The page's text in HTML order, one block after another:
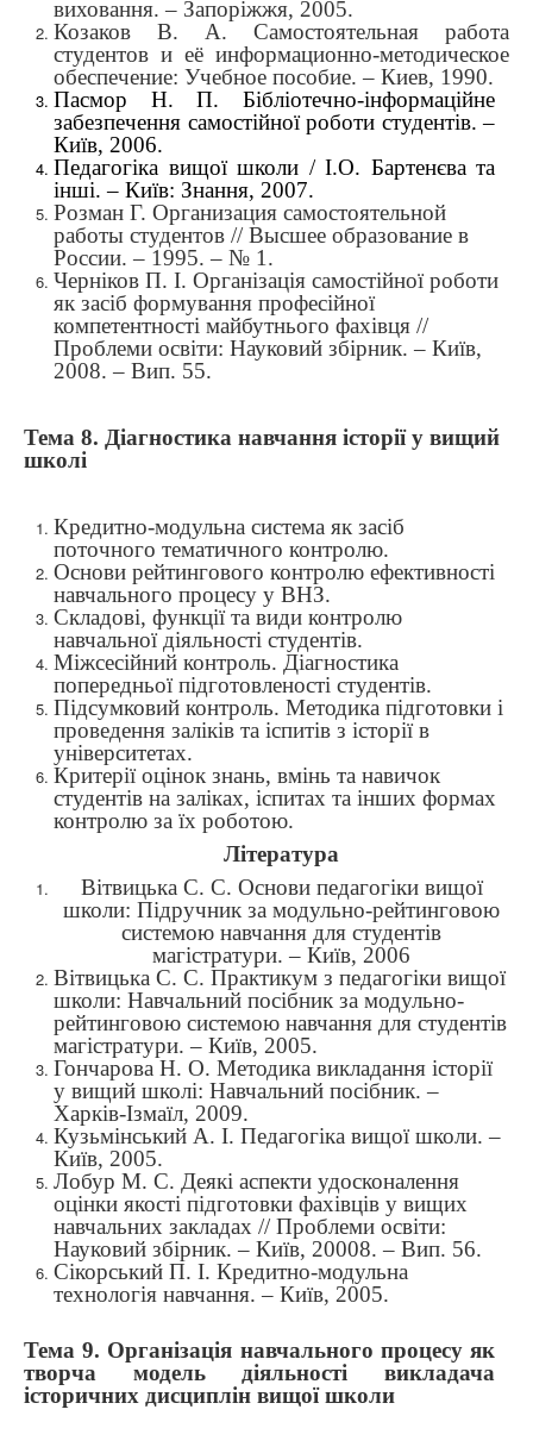
виховання. – Запоріжжя, 2005.
Козаков В. А. Самостоятельная работа
студентов и её информационно-методическое
обеспечение: Учебное пособие. – Киев, 1990.
Пасмор Н. П. Бібліотечно-інформаційне
забезпечення самостійної роботи студентів. –
Київ, 2006.
Педагогіка вищої школи / І.О. Бартенєва та
інші. – Київ: Знання, 2007.
Розман Г. Организация самостоятельной
работы студентов // Высшее образование в
России. – 1995. – № 1.
Черніков П. І. Організація самостійної роботи
як засіб формування професійної
компетентності майбутнього фахівця //
Проблеми освіти: Науковий збірник. – Київ,
2008. – Вип. 55.
Тема 8. Діагностика навчання історії у вищий
школі
Кредитно-модульна система як засіб
поточного тематичного контролю.
Основи рейтингового контролю ефективності
навчального процесу у ВНЗ.
Складові, функції та види контролю
навчальної діяльності студентів.
Міжсесійний контроль. Діагностика
попередньої підготовленості студентів.
Підсумковий контроль. Методика підготовки і
проведення заліків та іспитів з історії в
університетах.
Критерії оцінок знань, вмінь та навичок
студентів на заліках, іспитах та інших формах
контролю за їх роботою.
Література
Вітвицька С. С. Основи педагогіки вищої
школи: Підручник за модульно-рейтинговою
системою навчання для студентів
магістратури. – Київ, 2006
Вітвицька С. С. Практикум з педагогіки вищої
школи: Навчальний посібник за модульно-
рейтинговою системою навчання для студентів
магістратури. – Київ, 2005.
Гончарова Н. О. Методика викладання історії
у вищий школі: Навчальний посібник. –
Харків-Ізмаїл, 2009.
Кузьмінський А. І. Педагогіка вищої школи. –
Київ, 2005.
Лобур М. С. Деякі аспекти удосконалення
оцінки якості підготовки фахівців у вищих
навчальних закладах // Проблеми освіти:
Науковий збірник. – Київ, 20008. – Вип. 56.
Сікорський П. І. Кредитно-модульна
технологія навчання. – Київ, 2005.
Тема 9. Організація навчального процесу як
творча модель діяльності викладача
історичних дисциплін вищої школи